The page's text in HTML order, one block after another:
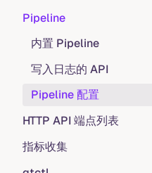
Pipeline
内置 Pipeline
写入日志的 API
Pipeline 配置
HTTP API 端点列表
指标收集